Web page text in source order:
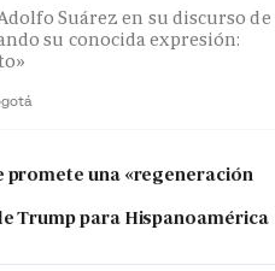
Suárez en su discurso de
su conocida expresión:
promete una «regeneración
Trump para Hispanoamérica